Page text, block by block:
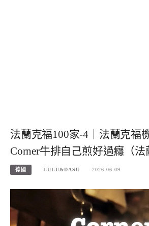
法蘭克福100家-4｜法蘭克福
Corner牛排自己煎好過癮（法
德國 LULU&DASU 2026-06-09